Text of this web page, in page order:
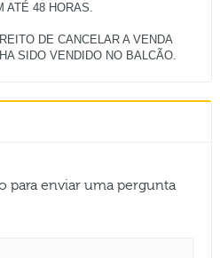
ATÉ 48 HORAS.
DE CANCELAR A VENDA
para enviar uma pergunta